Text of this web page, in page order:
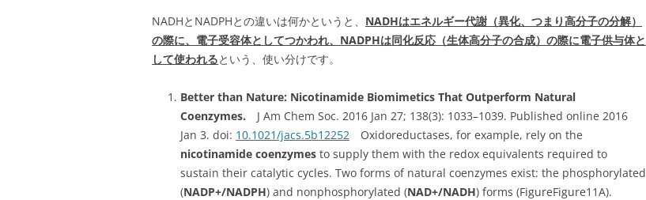
NADHとNADPHとの違いは何かというと、 NADHはエネルギー代謝（異化、つまり高分子の分解）
の際に、電子受容体としてつかわれ、NADPHは同化反応（生体高分子の合成）の際に電子供与体と
して使われるという、使い分けです。
Better than Nature: Nicotinamide Biomimetics That Outperform Natural
Coenzymes. J Am Chem Soc. 2016 Jan 27; 138(3): 1033–1039. Published online 2016
Jan 3. doi: 10.1021/jacs.5b12252 Oxidoreductases, for example, rely on the
nicotinamide coenzymes to supply them with the redox equivalents required to
sustain their catalytic cycles. Two forms of natural coenzymes exist: the phosphorylated
(NADP+/NADPH) and nonphosphorylated (NAD+/NADH) forms (Figure​Figure11A).